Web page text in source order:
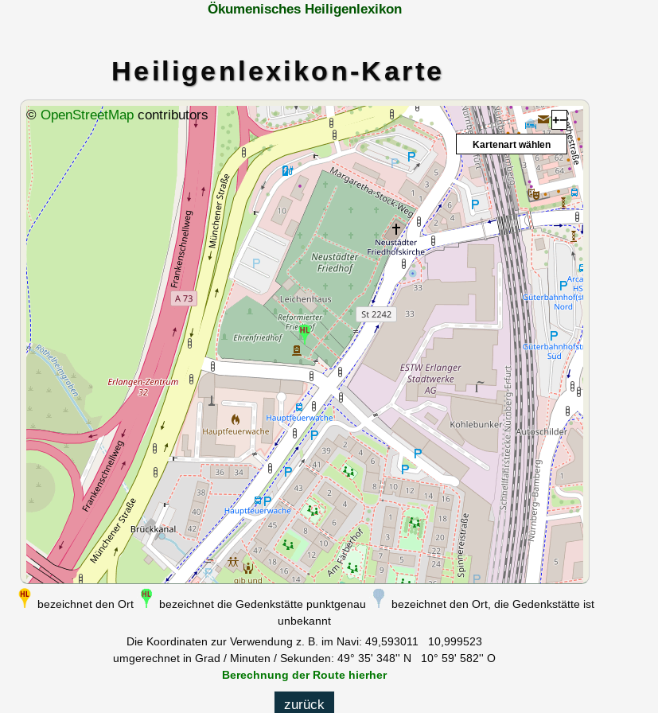
Ökumenisches Heiligenlexikon
Heiligenlexikon-Karte
+−
© OpenStreetMapcontributors
Kartenart wählen
bezeichnet den Ort bezeichnet die Gedenkstätte punktgenau
bezeichnet den Ort, die Gedenkstätte ist
unbekannt
Die Koordinaten zur Verwendung z. B. im Navi: 49,593011 10,999523
umgerechnet in Grad / Minuten / Sekunden: 49° 35' 348'' N 10° 59' 582'' O
Berechnung der Route hierher